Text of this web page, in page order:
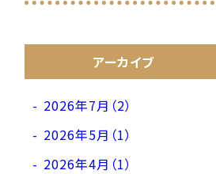
アーカイブ
2026年7月（2）
2026年5月（1）
2026年4月（1）